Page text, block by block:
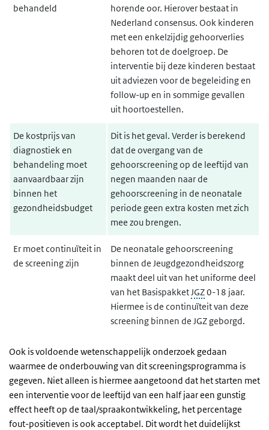
behandeld
horende oor. Hierover bestaat in
Nederland consensus. Ook kinderen
met een enkelzijdig gehoorverlies
behoren tot de doelgroep. De
interventie bij deze kinderen bestaat
uit adviezen voor de begeleiding en
follow-up en in sommige gevallen
uit hoortoestellen.
De kostprijs van
diagnostiek en
behandeling moet
aanvaardbaar zijn
binnen het
gezondheidsbudget
Dit is het geval. Verder is berekend
dat de overgang van de
gehoorscreening op de leeftijd van
negen maanden naar de
gehoorscreening in de neonatale
periode geen extra kosten met zich
mee zou brengen.
Er moet continuïteit in
de screening zijn
De neonatale gehoorscreening
binnen de Jeugdgezondheidszorg
maakt deel uit van het uniforme deel
van het BasispakketJGZ0-18 jaar.
Hiermee is de continuïteit van deze
screening binnen de JGZ geborgd.
Ook is voldoende wetenschappelijk onderzoek gedaan
waarmee de onderbouwing van dit screeningsprogramma is
gegeven. Niet alleen is hiermee aangetoond dat het starten met
een interventie voor de leeftijd van een half jaar een gunstig
effect heeft op de taal/spraakontwikkeling, het percentage
fout-positieven is ook acceptabel. Dit wordt het duidelijkst